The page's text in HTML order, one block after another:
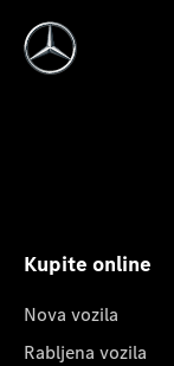
Kupite online
Nova vozila
Rabljena vozila